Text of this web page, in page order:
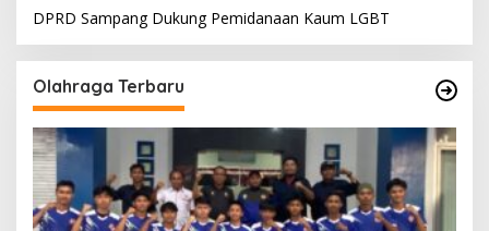
DPRD Sampang Dukung Pemidanaan Kaum LGBT
Olahraga Terbaru